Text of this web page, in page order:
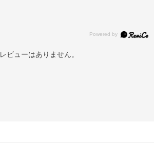
レビューはありません。